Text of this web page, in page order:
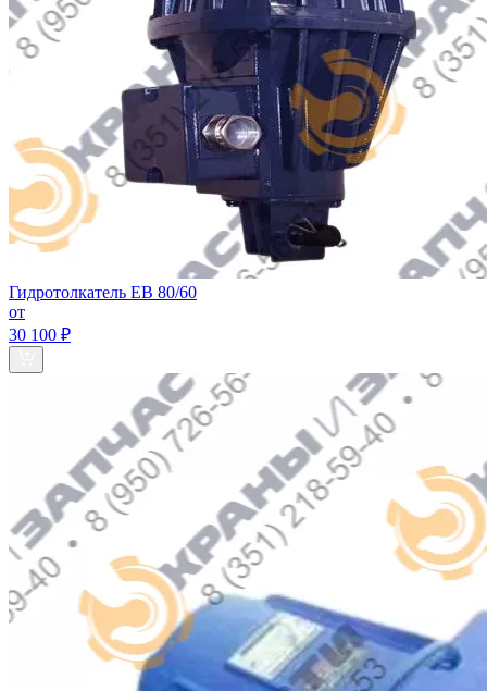
Гидротолкатель EB 80/60
от
30 100 ₽